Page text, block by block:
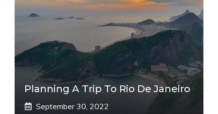
Planning A Trip To Rio De Janeiro
September 30, 2022